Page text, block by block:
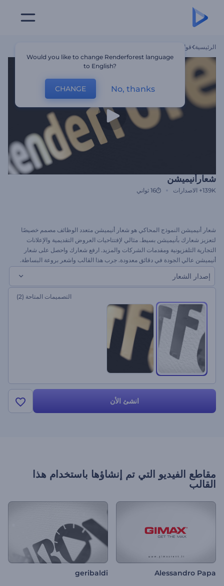
الرئيسية قوالب
شعارأنيميشن
139K+ الاصدارات 16 ثواني
شعار أنيميشن النموذج المحاكي هو شعار أنيميشن متعدد الوظائف مصمم خصيصًا
لتعزيز شعارك بأنيميشن بسيط. مثالي لإفتتاحيات العروض التقديمية والإعلانات
التجارية التلفزيونية ومقدمات الشركات والمزيد. ارفع شعارك واحصل على شعار
أنيميشن عالي الجودة في دقائق معدودة. جرب هذا القالب واشعر بروعة البساطة.
إصدار الشعار
التصميمات المتاحة (2)
انشئ الأن
مقاطع الفيديو التي تم إنشاؤها باستخدام هذا
القالب
Alessandro Papa
geribaldi
Would you like to change Renderforest language
to English?
CHANGE No, thanks